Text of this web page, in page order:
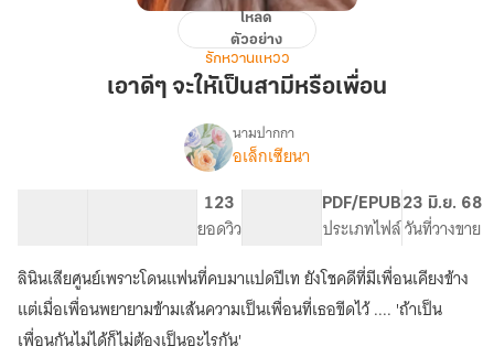
จะ
ใหัเป็น
โหลด
ตัวอย่าง
รักหวานแหวว
เอาดีๆ จะใหัเป็นสามีหรือเพื่อน
เรื่อง
เป็น
สามี
หรือ
นามปากกา
อเล็กเซียนา
123
ยอดวิว
PDF/EPUB
ประเภทไฟล์
23 มิ.ย. 68
วันที่วางขาย
ลินินเสียศูนย์เพราะโดนแฟนที่คบมาแปดปีเท ยังโชคดีที่มีเพื่อนเคียงข้าง
แต่เมื่อเพื่อนพยายามข้ามเส้นความเป็นเพื่อนที่เธอขีดไว้ .... 'ถ้าเป็น
เพื่อนกันไม่ได้ก็ไม่ต้องเป็นอะไรกัน'